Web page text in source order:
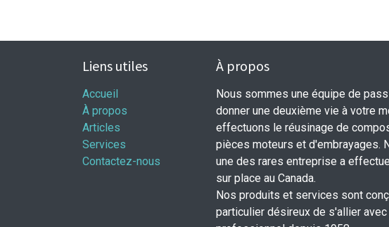
Liens utiles
Accueil
À propos
Articles
Services
Contactez-nous
À propos
Nous sommes une équipe de
donner une deuxième vie à votre
effectuons le réusinage de
pièces moteurs et d'embrayages.
une des rares entreprise a
sur place au Canada.
Nos produits et services sont
particulier désireux de s'allier